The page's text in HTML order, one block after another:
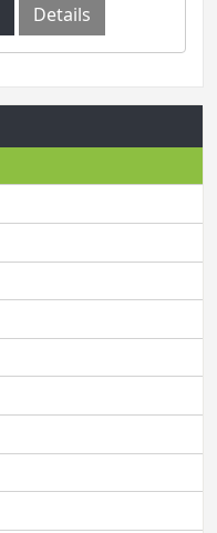
Details